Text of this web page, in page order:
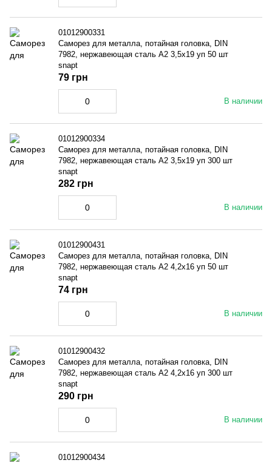
01012900331
Саморез для металла, потайная головка, DIN
7982, нержавеющая сталь A2 3,5x19 уп 50 шт
snapt
В наличии
79 грн
01012900334
Саморез для металла, потайная головка, DIN
7982, нержавеющая сталь A2 3,5x19 уп 300 шт
snapt
В наличии
282 грн
01012900431
Саморез для металла, потайная головка, DIN
7982, нержавеющая сталь A2 4,2x16 уп 50 шт
snapt
В наличии
74 грн
01012900432
Саморез для металла, потайная головка, DIN
7982, нержавеющая сталь A2 4,2x16 уп 300 шт
snapt
В наличии
290 грн
01012900434